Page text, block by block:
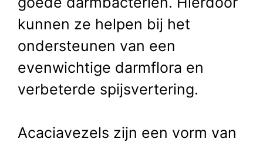
kunnen ze helpen bij het
ondersteunen van een
evenwichtige darmflora en
verbeterde spijsvertering.
Acaciavezels zijn een vorm van